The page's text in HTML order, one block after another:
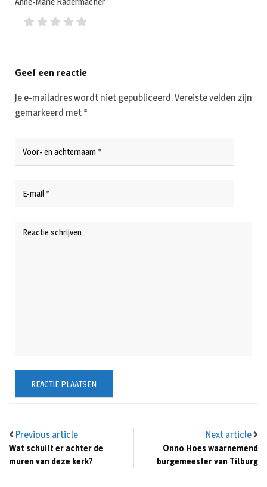
Previous article
Wat schuilt er achter de
muren van deze kerk?
Next article
Onno Hoes waarnemend
burgemeester van Tilburg
Geef een reactie
Je e-mailadres wordt niet gepubliceerd.Vereiste velden zijn
gemarkeerd met *